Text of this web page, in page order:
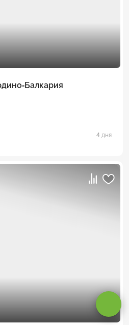
Балкария
4 дня